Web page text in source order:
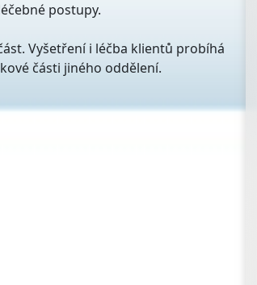
postupy.
Vyšetření i léčba klientů probíhá
části jiného oddělení.